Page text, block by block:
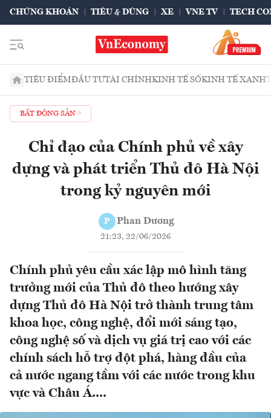
CHỨNG KHOÁN TIÊU & DÙNG XE VNE TV TECH
TIÊU ĐIỂMĐẦU TƯTÀI CHÍNHKINH TẾ SỐKINH TẾ XANH
BẤT ĐỘNG SẢN
Chỉ đạo của Chính phủ về xây
dựng và phát triển Thủ đô Hà Nội
trong kỷ nguyên mới
P Phan Dương
21:23, 22/06/2026
Chính phủ yêu cầu xác lập mô hình tăng
trưởng mới của Thủ đô theo hướng xây
dựng Thủ đô Hà Nội trở thành trung tâm
khoa học, công nghệ, đổi mới sáng tạo,
công nghệ số và dịch vụ giá trị cao với các
chính sách hỗ trợ đột phá, hàng đầu của
cả nước ngang tầm với các nước trong khu
vực và Châu Á....